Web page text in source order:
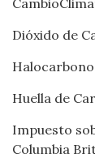
Dióxido de
Huella de
Impuesto
Columbia